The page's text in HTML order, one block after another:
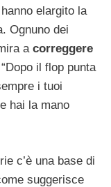
elargito la
Ognuno dei
a correggere
il flop punta
i tuoi
hai la mano
c’è una base di
suggerisce